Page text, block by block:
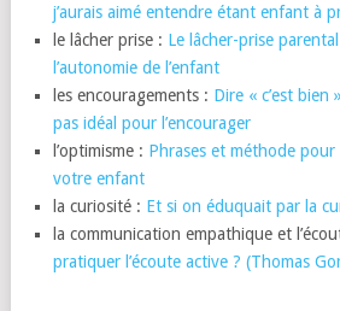
j’aurais aimé entendre étant enfant à
le lâcher prise : Le lâcher-prise
l’autonomie de l’enfant
les encouragements : Dire « c’est bien
pas idéal pour l’encourager
l’optimisme : Phrases et méthode pour
votre enfant
la curiosité : Et si on éduquait par la
la communication empathique et
pratiquer l’écoute active ? (Thomas